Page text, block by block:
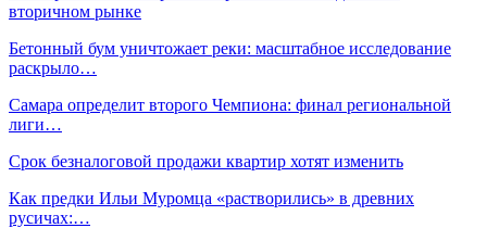
вторичном рынке
Бетонный бум уничтожает реки: масштабное исследование
раскрыло…
Самара определит второго Чемпиона: финал региональной
лиги…
Срок безналоговой продажи квартир хотят изменить
Как предки Ильи Муромца «растворились» в древних
русичах:…